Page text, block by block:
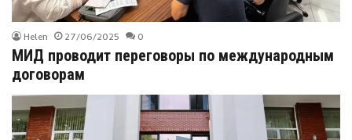
Helen 27/06/2025 0
МИД проводит переговоры по международным
договорам